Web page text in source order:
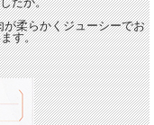
が柔らかくジューシーでお
す。